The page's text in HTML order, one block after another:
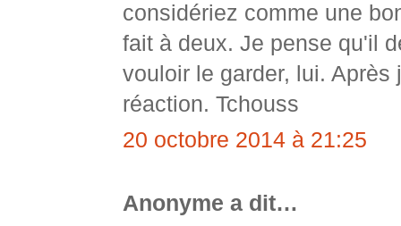
considériez comme une
fait à deux. Je pense qu'il
vouloir le garder, lui.
réaction. Tchouss
20 octobre 2014 à 21:25
Anonyme a dit…